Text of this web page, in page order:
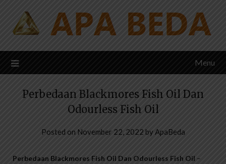
content
Menu
Perbedaan Blackmores Fish Oil Dan
Odourless Fish Oil
Posted on November 22, 2022 byApaBeda
Perbedaan Blackmores Fish Oil Dan Odourless Fish Oil –